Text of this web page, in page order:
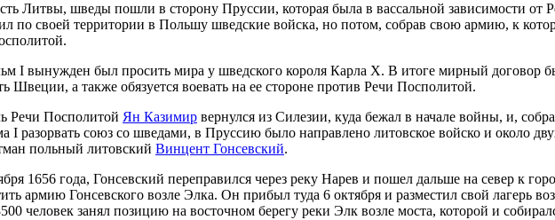
Литвы, шведы пошли в сторону Пруссии, которая была в вассальной зависимости
по своей территории в Польшу шведские войска, но потом, собрав свою армию, к
I вынужден был просить мира у шведского короля Карла Х. В итоге мирный договор
Швеции, а также обязуется воевать на ее стороне против Речи Посполитой.
Речи Посполитой Ян Казимир вернулся из Силезии, куда бежал в начале войны, и,
I разорвать союз со шведами, в Пруссию было направлено литовское войско и около
польный литовский Винцент Гонсевский.
1656 года, Гонсевский переправился через реку Нарев и пошел дальше на север к
армию Гонсевского возле Элка. Он прибыл туда 6 октября и разместил свой лагерь
человек занял позицию на восточном берегу реки Элк возле моста, которой и